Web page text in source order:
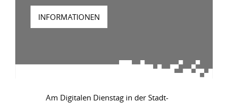
INFORMATIONEN
Am Digitalen Dienstag in der Stadt-